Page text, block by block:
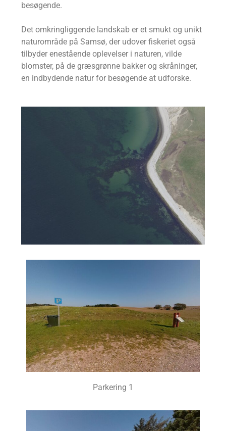
besøgende.
Det omkringliggende landskab er et smukt og unikt
naturområde på Samsø, der udover fiskeriet også
tilbyder enestående oplevelser i naturen, vilde
blomster, på de græsgrønne bakker og skråninger,
en indbydende natur for besøgende at udforske.
Parkering 1